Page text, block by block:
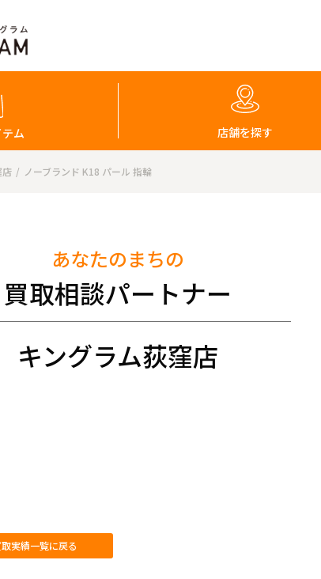
ム 店舗を探す
店 ノーブランド K18 パール 指輪
キングラム荻窪店
あなたのまちの
買取相談パートナー
実績一覧に戻る